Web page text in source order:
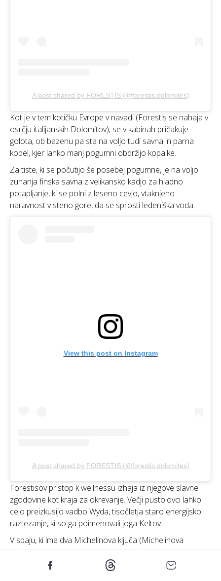
A post shared by FORESTIS (@forestis.dolomites)
Kot je v tem kotičku Evrope v navadi (Forestis se nahaja v
osrčju italijanskih Dolomitov), se v kabinah pričakuje
golota, ob bazenu pa sta na voljo tudi savna in parna
kopel, kjer lahko manj pogumni obdržijo kopalke.
Za tiste, ki se počutijo še posebej pogumne, je na voljo
zunanja finska savna z velikansko kadjo za hladno
potapljanje, ki se polni z leseno cevjo, vtaknjeno
naravnost v steno gore, da se sprosti ledeniška voda.
View this post on Instagram
A post shared by FORESTIS (@forestis.dolomites)
Forestisov pristop k wellnessu izhaja iz njegove slavne
zgodovine kot kraja za okrevanje. Večji pustolovci lahko
celo preizkusijo vadbo Wyda, tisočletja staro energijsko
raztezanje, ki so ga poimenovali joga Keltov.
V spaju, ki ima dva Michelinova ključa (Michelinova
okoliško hribovje, je poudarek na metodologijah